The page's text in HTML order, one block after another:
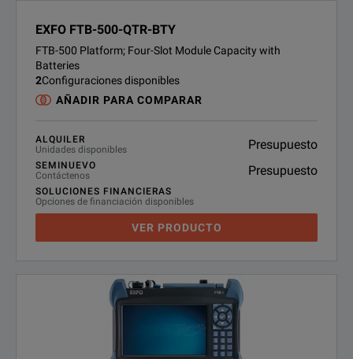
EXFO FTB-500-QTR-BTY
FTB-500 Platform; Four-Slot Module Capacity with
Batteries
2Configuraciones disponibles
AÑADIR PARA COMPARAR
ALQUILER
Unidades disponibles
Presupuesto
SEMINUEVO
Contáctenos
Presupuesto
SOLUCIONES FINANCIERAS
Opciones de financiación disponibles
VER PRODUCTO